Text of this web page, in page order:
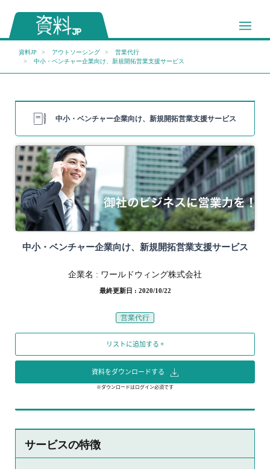
資料JP アウトソーシング
営業代行
中小・ベンチャー企業向け、新規開拓営業支援サービス
中小・ベンチャー企業向け、新規開拓営業支援サービス
中小・ベンチャー企業向け、新規開拓営業支援サービス
企業名 : ワールドウィング株式会社
最終更新日 : 2020/10/22
営業代行
リストに追加する +
資料をダウンロードする
※ダウンロードはログイン必須です
サービスの特徴